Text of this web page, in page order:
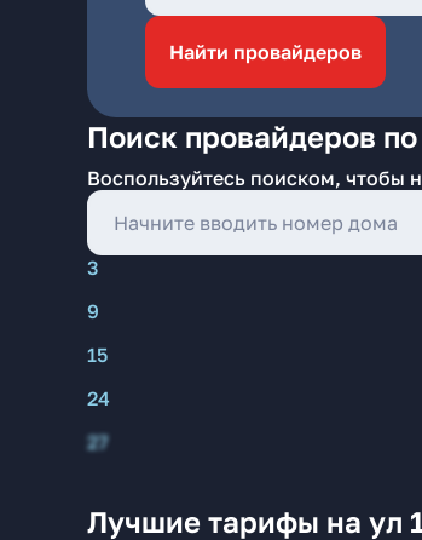
Найти провайдеров
Поиск провайдеров
Воспользуйтесь поиском, чтобы
3
9
15
24
27
Лучшие тарифы на ул